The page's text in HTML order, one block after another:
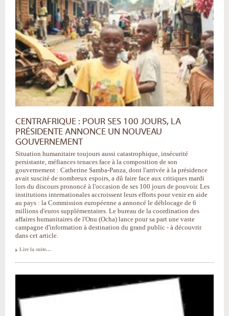
CENTRAFRIQUE : POUR SES 100 JOURS, LA
PRÉSIDENTE ANNONCE UN NOUVEAU
GOUVERNEMENT
Situation humanitaire toujours aussi catastrophique, insécurité
persistante, méfiances tenaces face à la composition de son
gouvernement : Catherine Samba-Panza, dont l'arrivée à la présidence
avait suscité de nombreux espoirs, a dû faire face aux critiques mardi
lors du discours prononcé à l'occasion de ses 100 jours de pouvoir. Les
institutions internationales accroissent leurs efforts pour venir en aide
au pays : la Commission européenne a annoncé le déblocage de 6
millions d'euros supplémentaires. Le bureau de la coordination des
affaires humanitaires de l'Onu (Ocha) lance pour sa part une vaste
campagne d'information à destination du grand public - à découvrir
dans cet article.
Lire la suite…